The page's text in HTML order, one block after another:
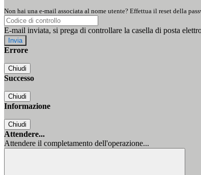
Non hai una e-mail associata al nome utente? Effettua il reset della
E-mail inviata, si prega di controllare la casella di posta
Errore
Chiudi
Successo
Chiudi
Informazione
Chiudi
Attendere...
Attendere il completamento dell'operazione...